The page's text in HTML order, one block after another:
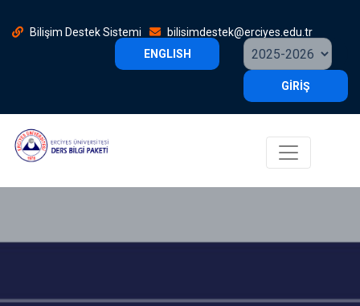
Bilişim Destek Sistemi
bilisimdestek@erciyes.edu.tr
ENGLISH
GİRİŞ